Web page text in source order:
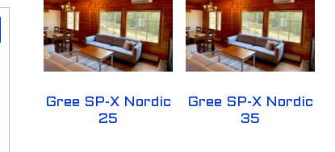
Gree SP-X Nordic
25
Gree SP-X Nordic
35